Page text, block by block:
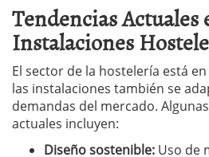
Tendencias Actuales
Instalaciones
El sector de la hostelería está
las instalaciones también se
demandas del mercado.
actuales incluyen:
Diseño sostenible: Uso de